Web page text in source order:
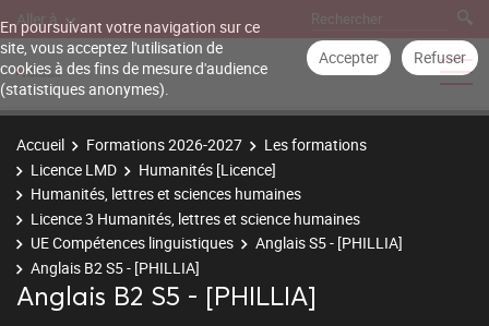
En poursuivant votre navigation sur ce
site, vous acceptez l'utilisation de
cookies à des fins de mesure d'audience
(statistiques anonymes).
Accepter Refuser
Aller à
Accueil Formations 2026-2027
Les formations
Licence LMD
Humanités [Licence]
Humanités, lettres et sciences humaines
Licence 3 Humanités, lettres et science humaines
UE Compétences linguistiques
Anglais S5 - [PHILLIA]
Anglais B2 S5 - [PHILLIA]
Anglais B2 S5 - [PHILLIA]